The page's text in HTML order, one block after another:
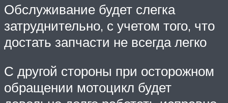
Обслуживание будет слегка
затруднительно, с учетом того, что
достать запчасти не всегда легко
С другой стороны при осторожном
обращении мотоцикл будет